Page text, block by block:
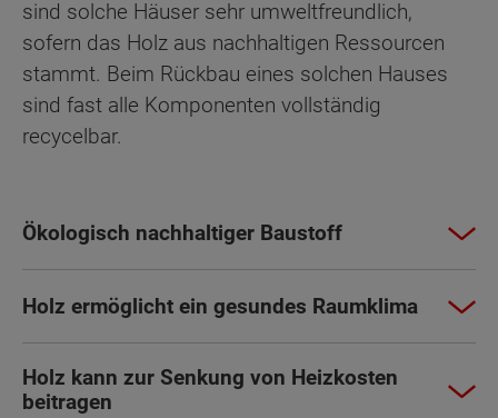
sind solche Häuser sehr umweltfreundlich,
sofern das Holz aus nachhaltigen Ressourcen
stammt. Beim Rückbau eines solchen Hauses
sind fast alle Komponenten vollständig
recycelbar.
Ökologisch nachhaltiger Baustoff
Holz ermöglicht ein gesundes Raumklima
Holz kann zur Senkung von Heizkosten
beitragen